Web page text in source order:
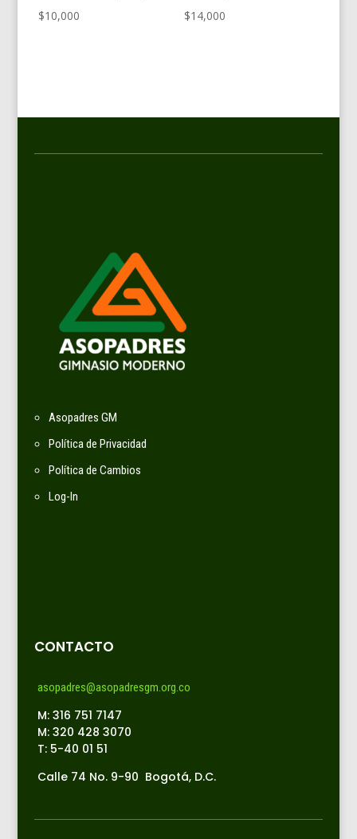
$10,000 $14,000
Asopadres GM
Política de Privacidad
Política de Cambios
Log-In
CONTACTO
asopadres@asopadresgm.org.co
M: 316 751 7147
M: 320 428 3070
T: 5-40 01 51
Calle 74 No. 9-90 Bogotá, D.C.